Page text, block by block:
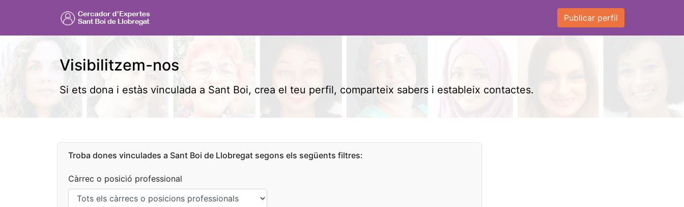
Publicar perfil
Visibilitzem-nos
Si ets dona i estàs vinculada a Sant Boi, crea el teu perfil, comparteix sabers i estableix contactes.
Troba dones vinculades a Sant Boi de Llobregat segons els següents filtres:
Càrrec o posició professional